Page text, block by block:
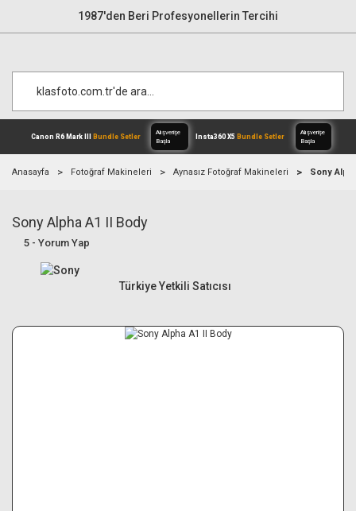
1987'den Beri Profesyonellerin Tercihi
Canon R6 Mark III
Anasayfa Fotoğraf Makineleri Aynasız Fotoğraf Makineleri Sony
Sony Alpha A1 II Body
5 - Yorum Yap
Türkiye Yetkili Satıcısı